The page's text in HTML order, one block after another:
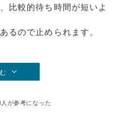
比較的待ち時間が短いよ
るので止められます。
人が参考になった